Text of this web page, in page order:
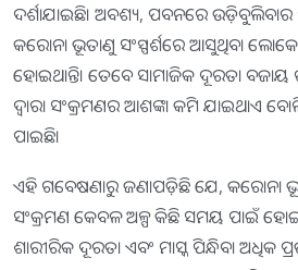
ଦର୍ଶାଯାଇଛି। ଅବଶ୍ୟ, ପବନରେ ଉଡ଼ିବୁଲିବାର
କରୋନା ଭୂତାଣୁ ସଂସ୍ପର୍ଶରେ ଆସୁଥିବା ଲୋକେ
ହୋଇଥାନ୍ତି। ତେବେ ସାମାଜିକ ଦୂରତା ବଜାୟ
ଦ୍ୱାରା ସଂକ୍ରମଣର ଆଶଙ୍କା କମି ଯାଇଥାଏ
ପାଇଛି।
ଏହି ଗବେଷଣାରୁ ଜଣାପଡ଼ିଛି ଯେ, କରୋନା
ସଂକ୍ରମଣ କେବଳ ଅଳ୍ପ କିଛି ସମୟ ପାଇଁ
ଶାରୀରିକ ଦୂରତା ଏବଂ ମାସ୍କ ପିନ୍ଧିବା ଅଧିକ